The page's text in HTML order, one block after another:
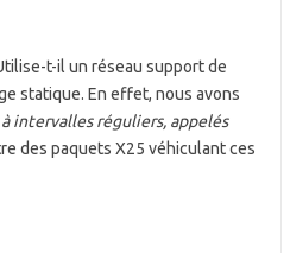
t-il un réseau support de
statique. En effet, nous avons
intervalles réguliers, appelés
des paquets X25 véhiculant ces